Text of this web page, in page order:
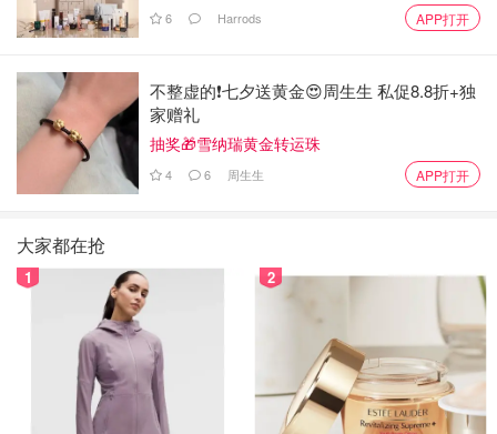
6 Harrods APP打开
不整虚的❗️七夕送黄金😍周生生 私促8.8折+独
家赠礼
抽奖🎁雪纳瑞黄金转运珠
4 6 周生生 APP打开
大家都在抢
1 2